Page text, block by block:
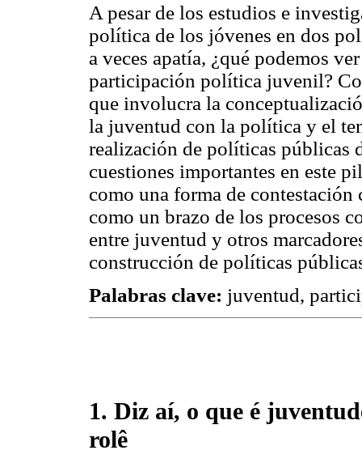
A pesar de los estudios e
política de los jóvenes en dos
a veces apatía, ¿qué podemos
participación política juvenil?
que involucra la
la juventud con la política y el
realización de políticas públicas
cuestiones importantes en este
como una forma de
como un brazo de los procesos
entre juventud y otros
construcción de políticas
Palabras clave: juventud,
1. Diz aí, o que é
rolê